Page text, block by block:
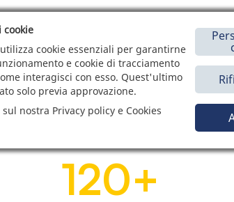
120+
cookie
cookie essenziali per garantirne
e cookie di tracciamento
interagisci con esso. Quest'ultimo
solo previa approvazione.
nostra Privacy policy e Cookies